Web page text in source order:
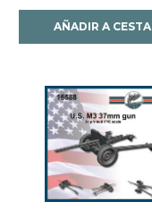
AÑADIR A CESTA